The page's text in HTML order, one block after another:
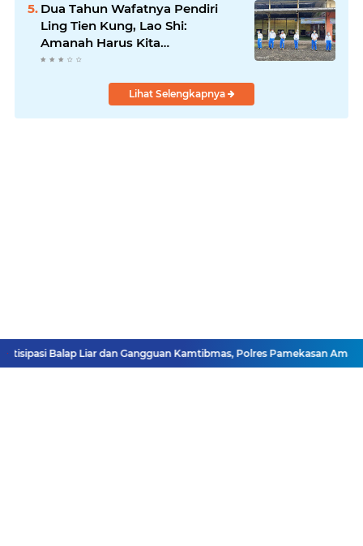
Dua Tahun Wafatnya Pendiri
Ling Tien Kung, Lao Shi:
Amanah Harus Kita
Laksanakan!
Lihat Selengkapnya
Balap Liar dan Gangguan Kamtibmas, Polres Pamekasan